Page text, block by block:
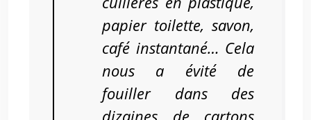
papier toilette, savon,
café instantané… Cela
nous a évité de
fouiller dans des